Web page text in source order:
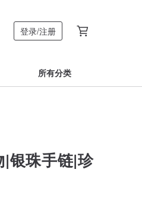
登录/注册
所有分类
银珠手链|珍